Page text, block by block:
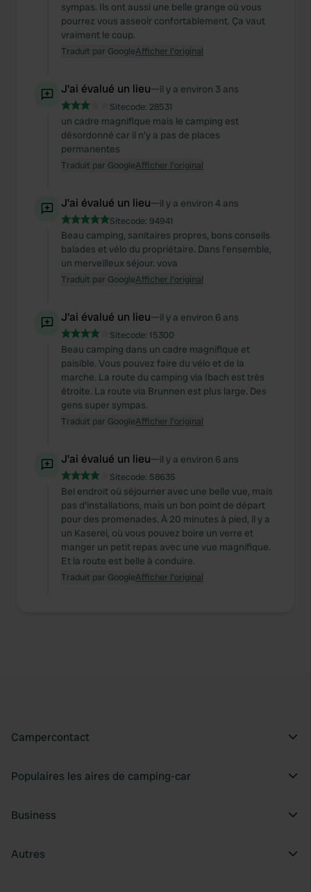
sympas. Ils ont aussi une belle grange où vous
pourrez vous asseoir confortablement. Ça vaut
vraiment le coup.
Traduit par GoogleAfficher l'original
J'ai évalué un lieu—il y a environ 3 ans
Sitecode: 28531
un cadre magnifique mais le camping est
désordonné car il n'y a pas de places
permanentes
Traduit par GoogleAfficher l'original
J'ai évalué un lieu—il y a environ 4 ans
Sitecode: 94941
Beau camping, sanitaires propres, bons conseils
balades et vélo du propriétaire. Dans l'ensemble,
un merveilleux séjour. vova
Traduit par GoogleAfficher l'original
J'ai évalué un lieu—il y a environ 6 ans
Sitecode: 15300
Beau camping dans un cadre magnifique et
paisible. Vous pouvez faire du vélo et de la
marche. La route du camping via Ibach est très
étroite. La route via Brunnen est plus large. Des
gens super sympas.
Traduit par GoogleAfficher l'original
J'ai évalué un lieu—il y a environ 6 ans
Sitecode: 58635
Bel endroit où séjourner avec une belle vue, mais
pas d'installations, mais un bon point de départ
pour des promenades. À 20 minutes à pied, il y a
un Kaserei, où vous pouvez boire un verre et
manger un petit repas avec une vue magnifique.
Et la route est belle à conduire.
Traduit par GoogleAfficher l'original
Campercontact
Populaires les aires de camping-car
Business
Autres